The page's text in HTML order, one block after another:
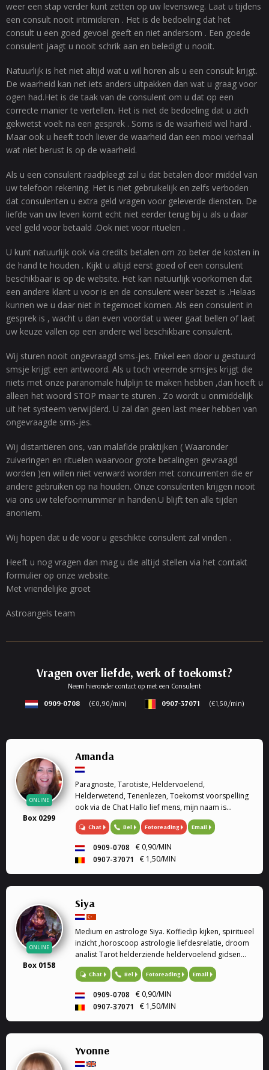
weer een stap verder kunt zetten op uw levensweg. Laat u tijdens
een consult nooit intimideren . Het is de bedoeling dat het
consult u een goed gevoel geeft en niet andersom . Een goede
consulent jaagt u nooit schrik aan en beledigt u nooit.
Natuurlijk is het niet altijd wat u wil horen als u een consult krijgt.
De waarheid kan net iets anders uitpakken dan wat u graag voor
ogen had.Het is de taak van de consulent om u dat op een
correcte manier te vertellen. Het is niet de bedoeling dat u zich
gekwetst voelt na een gesprek . Soms is de waarheid wel hard .
Maar ook u heeft toch liever de waarheid dan een mooi verhaal
wat niet berust is op de waarheid.
Als u een consulent raadpleegt zal u dat betalen door middel van
uw telefoon rekening. Het is niet gebruikelijk en zelfs verboden
dat consulenten u extra geld vragen voor geleverde diensten. De
liefde van uw leven komt echt niet eerder terug bij u als u daar
veel geld voor betaald .Ook niet voor rituelen .
U kunt natuurlijk ook via credits betalen om zo beter de kosten in
de hand te houden . Kijkt u altijd eerst goed of een consulent
beschikbaar is op de website. Het kan natuurlijk voorkomen dat
een andere klant u voor is en de consulent weer bezet is .Helaas
kunnen we u daar niet in tegemoet komen. Als een consulent in
gesprek is , wacht u dan even voordat u weer gaat bellen of laat
uw keuze vallen op een andere wel beschikbare consulent.
Wij sturen nooit ongevraagd sms-jes. Enkel een door u gestuurd
smsje krijgt een antwoord. Als u toch vreemde smsjes krijgt die
niets met onze paranomale hulplijn te maken hebben ,dan hoeft u
alleen het woord STOP maar te sturen . Zo wordt u onmiddelijk
uit het systeem verwijderd. U zal dan geen last meer hebben van
ongevraagde sms-jes.
Wij distantiëren ons, van malafide praktijken ( Waaronder
zuiveringen en rituelen waarvoor grote betalingen gevraagd
worden )en willen niet verward worden met concurrenten die er
andere gebruiken op na houden. Onze consulenten krijgen nooit
via ons uw telefoonnummer in handen.U blijft ten alle tijden
anoniem.
Wij hopen dat u de voor u geschikte consulent zal vinden .
Heeft u nog vragen dan mag u die altijd stellen via het contakt
formulier op onze website.
Met vriendelijke groet
Astroangels team
Vragen over liefde, werk of toekomst?
Neem hieronder contact op met een Consulent
0909-0708
(€0,90/min) 0907-37071 (€1,50/min)
ONLINE
Box 0299
Amanda
Paragnoste, Tarotiste, Heldervoelend,
Helderwetend, Tenenlezen, Toekomst voorspelling
ook via de Chat Hallo lief mens, mijn naam is
Amanda en ben paragnoste. Met een moeder als
kaartlegster en medium, is paranormaliteit en
Chat Bel Fotoreading Email
0909-0708
€ 0,90/MIN
0907-37071
€ 1,50/MIN
ONLINE
Box 0158
Siya
Medium en astrologe Siya. Koffiedip kijken, spiritueel
inzicht ,horoscoop astrologie liefdesrelatie, droom
analist Tarot helderziende heldervoelend gidsen
relatie familie problemen en veel meer.
Chat Bel Fotoreading Email
0909-0708
€ 0,90/MIN
0907-37071
€ 1,50/MIN
Yvonne